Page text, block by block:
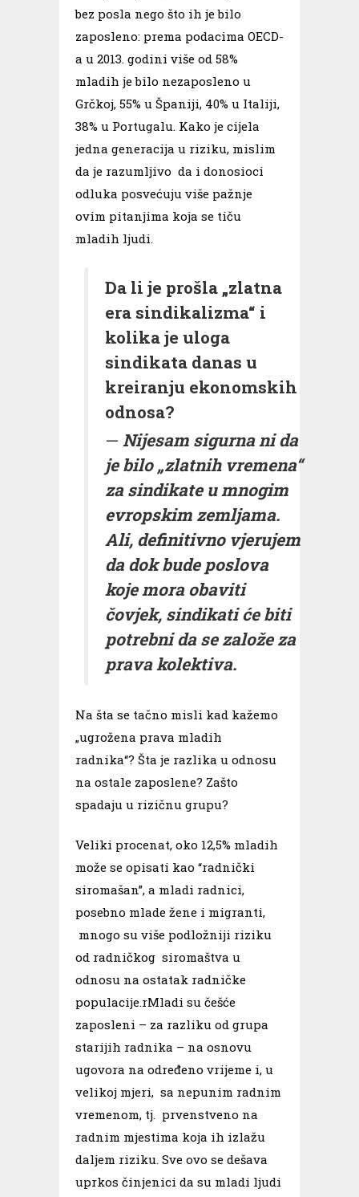
bez posla nego što ih je bilo
zaposleno: prema podacima OECD-
a u 2013. godini više od 58%
mladih je bilo nezaposleno u
Grčkoj, 55% u Španiji, 40% u Italiji,
38% u Portugalu. Kako je cijela
jedna generacija u riziku, mislim
da je razumljivo da i donosioci
odluka posvećuju više pažnje
ovim pitanjima koja se tiču
mladih ljudi.
Da li je prošla „zlatna
era sindikalizma“ i
kolika je uloga
sindikata danas u
kreiranju ekonomskih
odnosa?
Nijesam sigurna ni da
je bilo „zlatnih vremena“
za sindikate u mnogim
evropskim zemljama.
Ali, definitivno vjerujem
da dok bude poslova
koje mora obaviti
čovjek, sindikati će biti
potrebni da se založe za
prava kolektiva.
Na šta se tačno misli kad kažemo
„ugrožena prava mladih
radnika“? Šta je razlika u odnosu
na ostale zaposlene? Zašto
spadaju u rizičnu grupu?
Veliki procenat, oko 12,5% mladih
može se opisati kao “radnički
siromašan”, a mladi radnici,
posebno mlade žene i migranti,
mnogo su više podložniji riziku
od radničkog siromaštva u
odnosu na ostatak radničke
populacije.rMladi su češće
zaposleni – za razliku od grupa
starijih radnika – na osnovu
ugovora na određeno vrijeme i, u
velikoj mjeri, sa nepunim radnim
vremenom, tj. prvenstveno na
radnim mjestima koja ih izlažu
daljem riziku. Sve ovo se dešava
uprkos činjenici da su mladi ljudi